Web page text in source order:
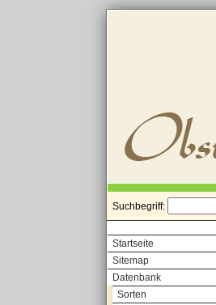
Suchbegriff:
Startseite
Sitemap
Datenbank
Sorten